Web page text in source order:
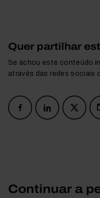
Quer partilhar
Se achou este conteúdo
através das redes sociais
Continuar a